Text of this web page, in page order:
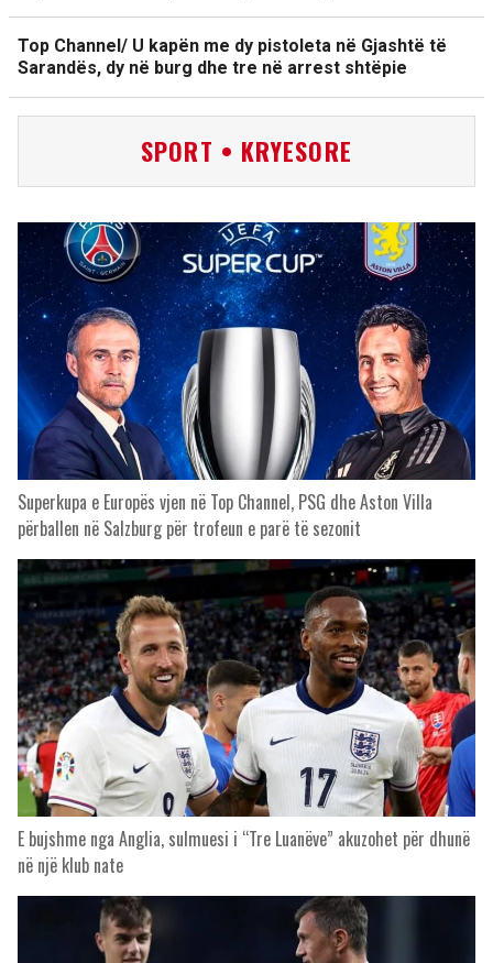
Top Channel/ U kapën me dy pistoleta në Gjashtë të
Sarandës, dy në burg dhe tre në arrest shtëpie
SPORT • KRYESORE
Superkupa e Europës vjen në Top Channel, PSG dhe Aston Villa
përballen në Salzburg për trofeun e parë të sezonit
E bujshme nga Anglia, sulmuesi i “Tre Luanëve” akuzohet për dhunë
në një klub nate